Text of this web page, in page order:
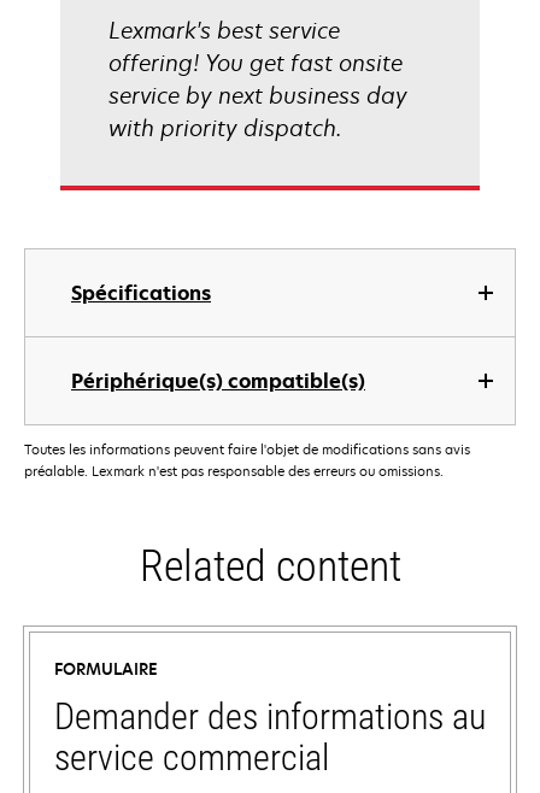
Spécifications
Périphérique(s) compatible(s)
Lexmark's best service
offering! You get fast onsite
service by next business day
with priority dispatch.
Toutes les informations peuvent faire l'objet de modifications sans avis
préalable. Lexmark n'est pas responsable des erreurs ou omissions.
Related content
FORMULAIRE
Demander des informations au
service commercial